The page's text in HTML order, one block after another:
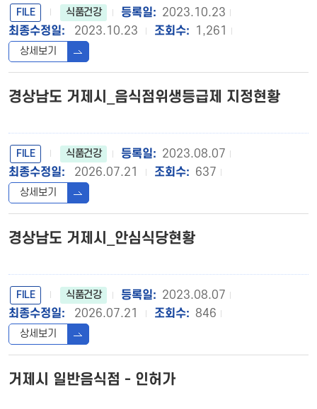
FILE 식품건강
2023.10.23
2023.10.23
1,261
상세보기
경상남도 거제시_음식점위생등급제 지정현황
FILE 식품건강
2023.08.07
2026.07.21
637
상세보기
경상남도 거제시_안심식당현황
FILE 식품건강
2023.08.07
2026.07.21
846
상세보기
거제시 일반음식점 - 인허가